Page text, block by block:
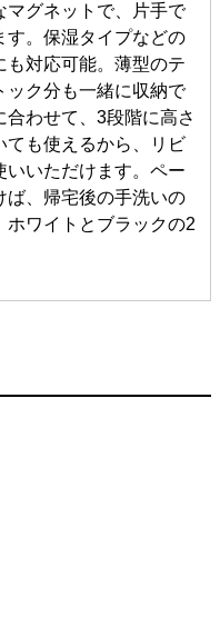
マグネットで、片手で
す。保湿タイプなどの
も対応可能。薄型のテ
ック分も一緒に収納で
わせて、3段階に高さ
ても使えるから、リビ
いいただけます。ペー
ば、帰宅後の手洗いの
ホワイトとブラックの2